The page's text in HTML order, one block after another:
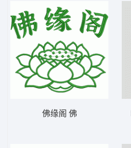
佛缘阁 佛